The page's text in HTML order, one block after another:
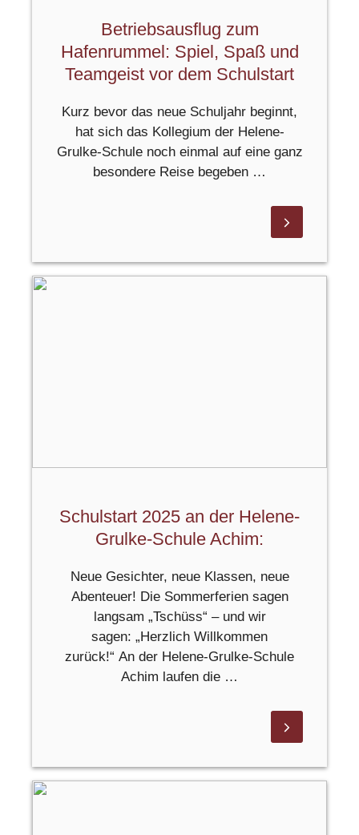
Betriebsausflug zum
Hafenrummel: Spiel, Spaß und
Teamgeist vor dem Schulstart
Kurz bevor das neue Schuljahr beginnt,
hat sich das Kollegium der Helene-
Grulke-Schule noch einmal auf eine ganz
besondere Reise begeben …
Schulstart 2025 an der Helene-
Grulke-Schule Achim:
Neue Gesichter, neue Klassen, neue
Abenteuer! Die Sommerferien sagen
langsam „Tschüss“ – und wir
sagen: „Herzlich Willkommen
zurück!“ An der Helene-Grulke-Schule
Achim laufen die …